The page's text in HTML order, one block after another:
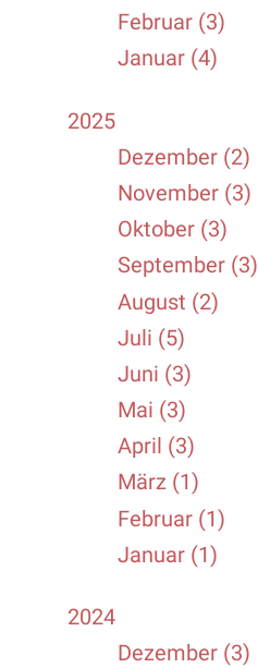
Februar (3)
Januar (4)
2025
Dezember (2)
November (3)
Oktober (3)
September (3)
August (2)
Juli (5)
Juni (3)
Mai (3)
April (3)
März (1)
Februar (1)
Januar (1)
2024
Dezember (3)